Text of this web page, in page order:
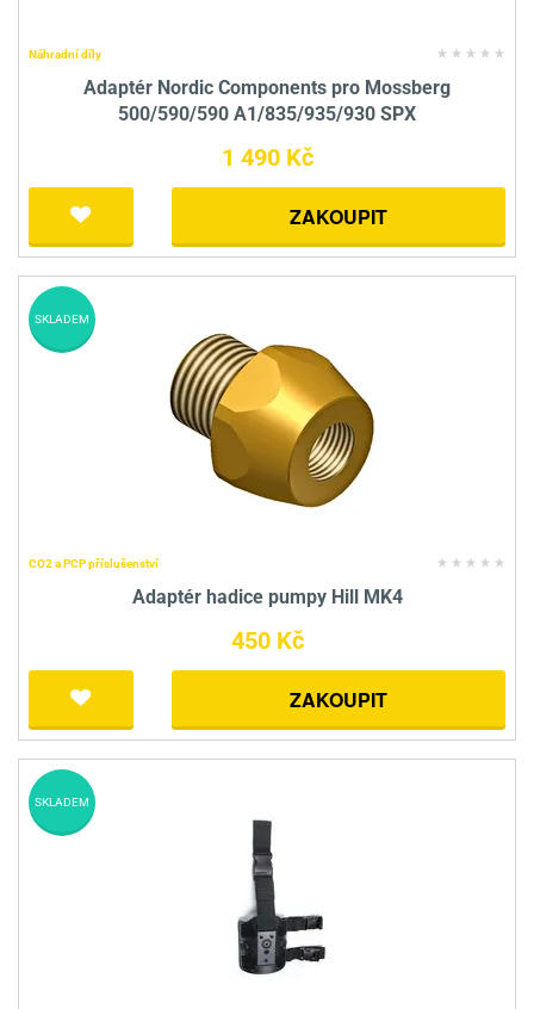
Náhradní díly
Adaptér Nordic Components pro Mossberg
500/590/590 A1/835/935/930 SPX
1 490 Kč
ZAKOUPIT
CO2 a PCP příslušenství
Adaptér hadice pumpy Hill MK4
450 Kč
ZAKOUPIT
SKLADEM
SKLADEM